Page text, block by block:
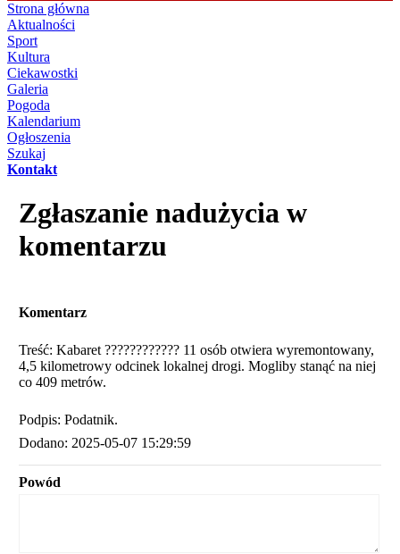
Strona główna
Aktualności
Sport
Kultura
Ciekawostki
Galeria
Pogoda
Kalendarium
Ogłoszenia
Szukaj
Kontakt
Zgłaszanie nadużycia w
komentarzu
Komentarz
Treść: Kabaret ???????????? 11 osób otwiera wyremontowany,
4,5 kilometrowy odcinek lokalnej drogi. Mogliby stanąć na niej
co 409 metrów.
Podpis: Podatnik.
Dodano: 2025-05-07 15:29:59
Powód